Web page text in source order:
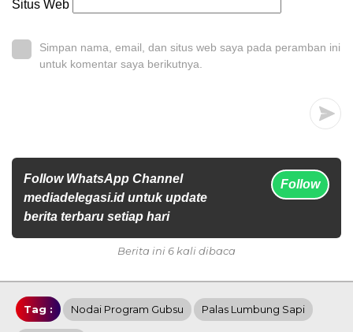
Situs Web
Simpan nama, email, dan situs web saya pada peramban ini
untuk komentar saya berikutnya.
Follow WhatsApp Channel
mediadelegasi.id untuk update
berita terbaru setiap hari
Follow
Berita ini 6 kali dibaca
Tag : Nodai Program Gubsu Palas Lumbung Sapi